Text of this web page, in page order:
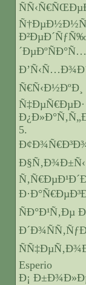
Ñ€Ñ‹Ð½ÐºÐ¸
5.
Ð§Ñ‚Ð¾Ð±Ñ‹
ÑÐ°Ð¹Ñ‚Ðµ
Esperio
Ð¡